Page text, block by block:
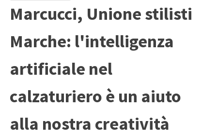
Marcucci, Unione stilisti
Marche: l'intelligenza
artificiale nel
calzaturiero è un aiuto
alla nostra creatività